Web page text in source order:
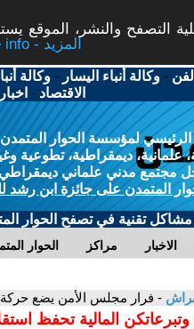
التصفح والنشر، الموقع
More info - المزيد
-وكالة أنباء اليسار -وكالة
الاقتصاد -
الرئيسي لمؤسسة الحوار المتمدن
علمانية، ديمقراطية، تطوعية
مجتمع مدني علماني ديمقراطي
المتمدن على جائزة ابن رشد
مشاكل تقنية في تصفح الحوار
الحوار مراكز الاخبار
- فرار مجلس الأمن يضع
وتبرعاتكن المالية تحفظ